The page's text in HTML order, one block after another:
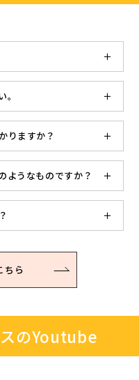
りますか？
ようなものですか？
ちら
のYoutube